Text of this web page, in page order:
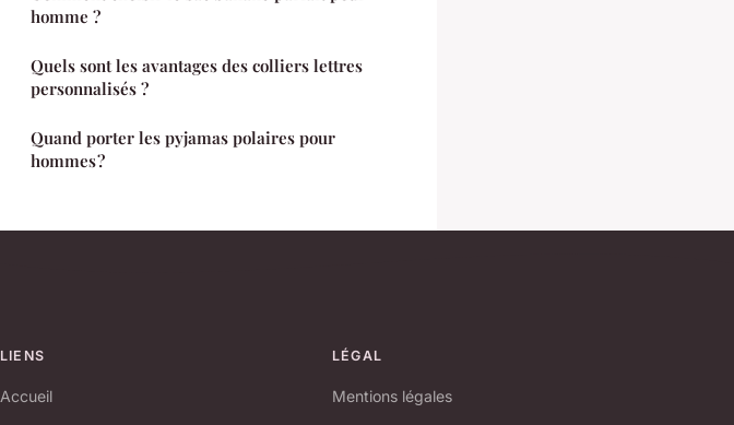
homme ?
Quels sont les avantages des colliers lettres
personnalisés ?
Quand porter les pyjamas polaires pour
hommes ?
LIENS
Accueil
LÉGAL
Mentions légales